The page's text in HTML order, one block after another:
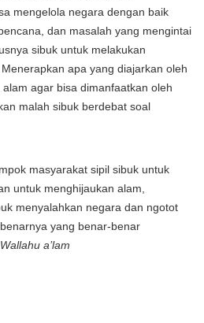
mengelola negara dengan baik
dan masalah yang mengintai
sibuk untuk melakukan
apa yang diajarkan oleh
agar bisa dimanfaatkan oleh
malah sibuk berdebat soal
masyarakat sipil sibuk untuk
untuk menghijaukan alam,
menyalahkan negara dan ngotot
yang benar-benar
Wallahu a’lam